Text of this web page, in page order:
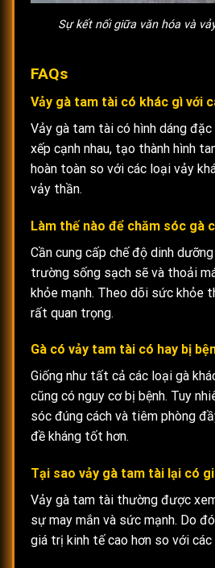
Sự kết nối giữa văn hóa và
FAQs
Vảy gà tam tài có khác gì với
Vảy gà tam tài có hình dáng
xếp cạnh nhau, tạo thành hình
hoàn toàn so với các loại vảy
vảy thần.
Làm thế nào để chăm sóc gà
Cần cung cấp chế độ dinh
trường sống sạch sẽ và thoải
khỏe mạnh. Theo dõi sức khỏe
rất quan trọng.
Gà có vảy tam tài có hay bị
Giống như tất cả các loại gà
cũng có nguy cơ bị bệnh. Tuy
sóc đúng cách và tiêm phòng
đề kháng tốt hơn.
Tại sao vảy gà tam tài lại có
Vảy gà tam tài thường được
sự may mắn và sức mạnh. Do
giá trị kinh tế cao hơn so với các